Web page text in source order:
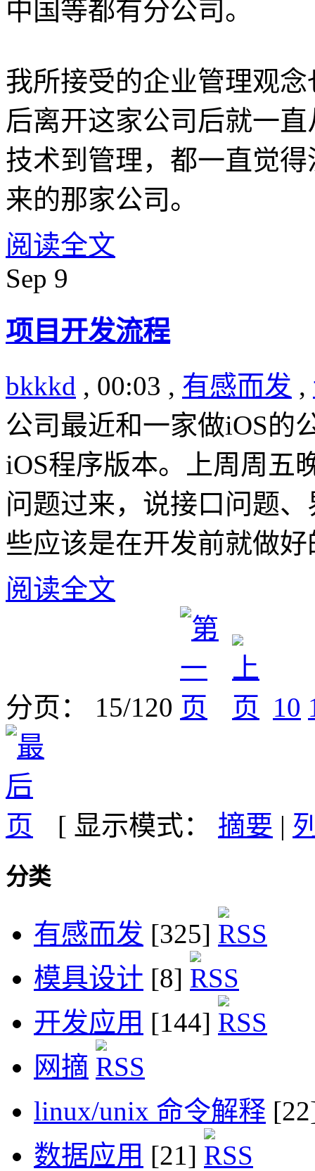
中国等都有分公司。
我所接受的企业管理观
后离开这家公司后就一
技术到管理，都一直觉
来的那家公司。
阅读全文
Sep 9
项目开发流程
bkkkd , 00:03 , 有感而发 ,
公司最近和一家做iOS的
iOS程序版本。上周周五
问题过来，说接口问题
些应该是在开发前就做
阅读全文
分页： 15/120 10
[ 显示模式： 摘要 |
分类
有感而发 [325]
模具设计 [8]
开发应用 [144]
网摘
linux/unix 命令解释
数据应用 [21]